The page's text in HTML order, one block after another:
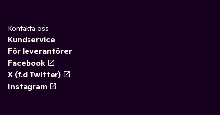
Kontakta oss
Kundservice
För leverantörer
Facebook
X (f.d Twitter)
Instagram